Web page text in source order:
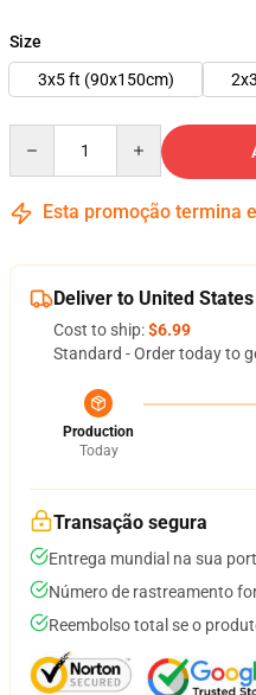
Size
3x5 ft (90x150cm)
Esta promoção termina
Deliver to United States
Cost to ship:$6.99
Standard - Order today to
Production
Today
Transação segura
Entrega mundial na sua
Número de rastreamento
Reembolso total se o